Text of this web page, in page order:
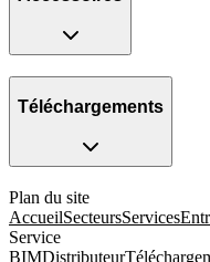
Téléchargements
Plan du site
AccueilSecteursServices
Service
BIMDistributeur